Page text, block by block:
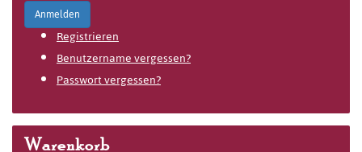
Anmelden
Registrieren
Benutzername vergessen?
Passwort vergessen?
Warenkorb